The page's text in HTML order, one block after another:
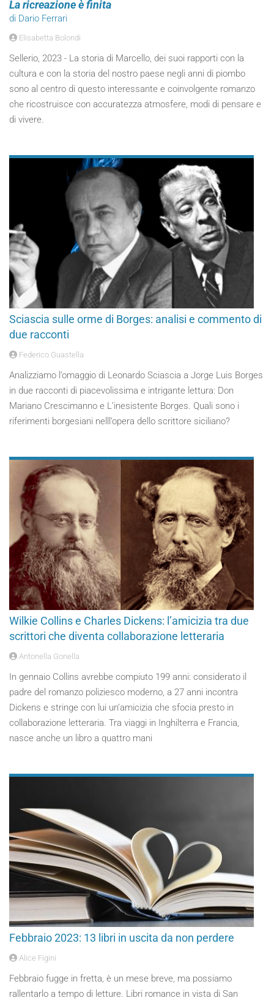
La ricreazione è finita
di Dario Ferrari
Elisabetta Bolondi
Sellerio, 2023 - La storia di Marcello, dei suoi rapporti con la
cultura e con la storia del nostro paese negli anni di piombo
sono al centro di questo interessante e coinvolgente romanzo
che ricostruisce con accuratezza atmosfere, modi di pensare e
di vivere.
Sciascia sulle orme di Borges: analisi e commento di
due racconti
Federico Guastella
Analizziamo l’omaggio di Leonardo Sciascia a Jorge Luis Borges
in due racconti di piacevolissima e intrigante lettura: Don
Mariano Crescimanno e L’inesistente Borges. Quali sono i
riferimenti borgesiani nelll’opera dello scrittore siciliano?
Wilkie Collins e Charles Dickens: l’amicizia tra due
scrittori che diventa collaborazione letteraria
Antonella Gonella
In gennaio Collins avrebbe compiuto 199 anni: considerato il
padre del romanzo poliziesco moderno, a 27 anni incontra
Dickens e stringe con lui un’amicizia che sfocia presto in
collaborazione letteraria. Tra viaggi in Inghilterra e Francia,
nasce anche un libro a quattro mani
Febbraio 2023: 13 libri in uscita da non perdere
Alice Figini
Febbraio fugge in fretta, è un mese breve, ma possiamo
rallentarlo a tempo di letture. Libri romance in vista di San